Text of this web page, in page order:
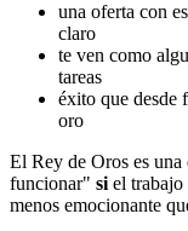
una oferta con
claro
te ven como
tareas
éxito que desde
oro
El Rey de Oros es una
funcionar" si el trabajo
menos emocionante